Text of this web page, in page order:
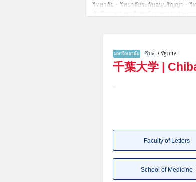
วิทยาลัย・วิทยาลัยระดับอนุปริญญา・วิ
นักศึกษาต่างชาติเช่นข้อมูลของแต่ละค
ชิบะ / รัฐบาล
千葉大学 |
Faculty of Letters
School of Medicine